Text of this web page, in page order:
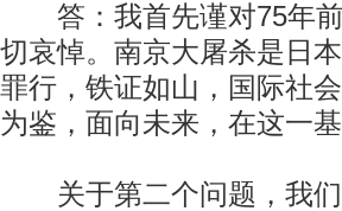
答：我首先谨对75年前
切哀悼。南京大屠杀是日
罪行，铁证如山，国际社
为鉴，面向未来，在这一
关于第二个问题，我们